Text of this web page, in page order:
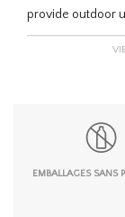
provide outdoor
EMBALLAGES SANS